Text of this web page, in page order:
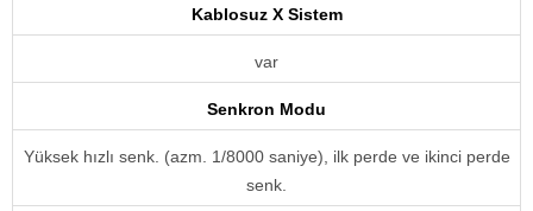
Kablosuz X Sistem
var
Senkron Modu
Yüksek hızlı senk. (azm. 1/8000 saniye), ilk perde ve ikinci perde
senk.